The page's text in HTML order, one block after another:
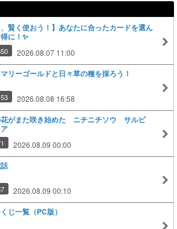
、賢く使おう！】あなたに合ったカードを選ん
に！✨
2026.08.07 11:00
リーゴールドと日々草の種を採ろう！
2026.08.08 16:58
花がまた咲き始めた ニチニチソウ サルビ
2026.08.09 00:00
2026.08.09 00:10
じ一覧（PC版）